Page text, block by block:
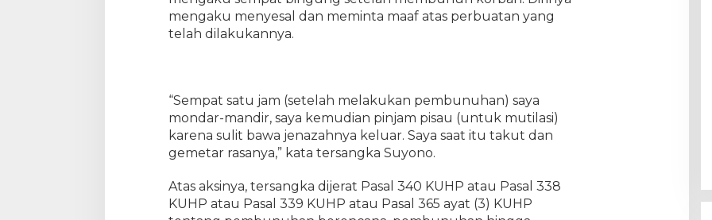
mengaku menyesal dan meminta maaf atas perbuatan yang
telah dilakukannya.
“Sempat satu jam (setelah melakukan pembunuhan) saya
mondar-mandir, saya kemudian pinjam pisau (untuk mutilasi)
karena sulit bawa jenazahnya keluar. Saya saat itu takut dan
gemetar rasanya,” kata tersangka Suyono.
Atas aksinya, tersangka dijerat Pasal 340 KUHP atau Pasal 338
KUHP atau Pasal 339 KUHP atau Pasal 365 ayat (3) KUHP